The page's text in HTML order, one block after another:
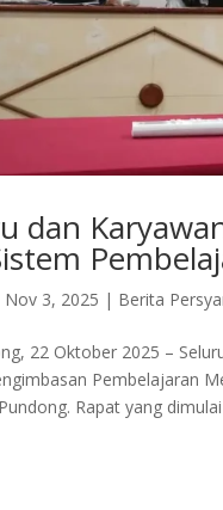
dan
Nov 3, 2025 | Berita
22 Oktober 2025 –
Pembelajaran
Rapat yang dimulai